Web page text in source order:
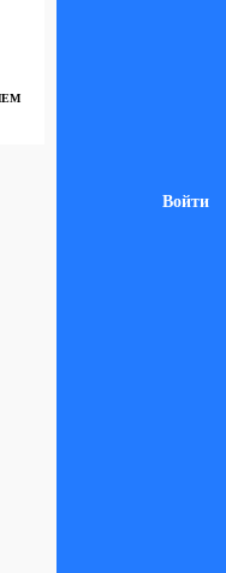
Войти